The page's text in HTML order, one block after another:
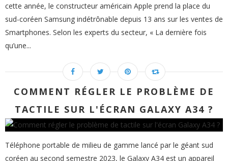
cette année, le constructeur américain Apple prend la place du
sud-coréen Samsung indétrônable depuis 13 ans sur les ventes de
Smartphones. Selon les experts du secteur, « La dernière fois
qu’une...
COMMENT RÉGLER LE PROBLÈME DE
TACTILE SUR L'ÉCRAN GALAXY A34 ?
Téléphone portable de milieu de gamme lancé par le géant sud
coréen au second semestre 2023, le Galaxy A34 est un appareil